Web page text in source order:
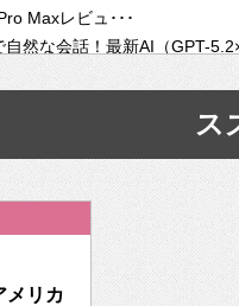
Maxレビュ･･･
自然な会話！最新AI（GPT-
産性】VITURE Luma Ultra･･･
破。ジャストシステム、”自分
は「自分で作って、想いを渡
ス
メリカ